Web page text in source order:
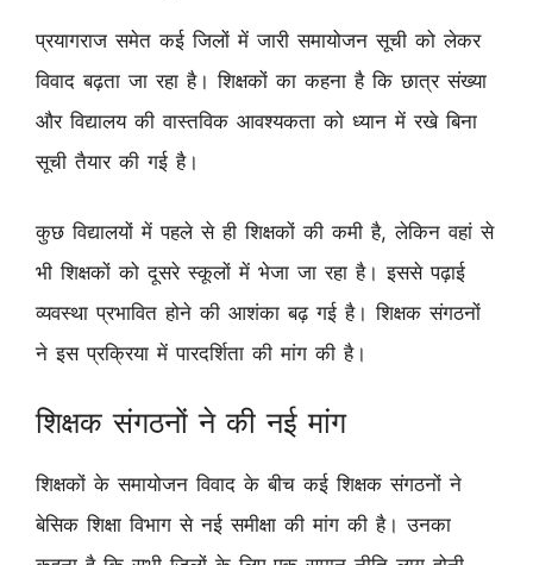
प्रयागराज समेत कई जिलों में जारी समायोजन सूची को लेकर
विवाद बढ़ता जा रहा है। शिक्षकों का कहना है कि छात्र संख्या
और विद्यालय की वास्तविक आवश्यकता को ध्यान में रखे बिना
सूची तैयार की गई है।
कुछ विद्यालयों में पहले से ही शिक्षकों की कमी है, लेकिन वहां से
भी शिक्षकों को दूसरे स्कूलों में भेजा जा रहा है। इससे पढ़ाई
व्यवस्था प्रभावित होने की आशंका बढ़ गई है। शिक्षक संगठनों
ने इस प्रक्रिया में पारदर्शिता की मांग की है।
शिक्षक संगठनों ने की नई मांग
शिक्षकों के समायोजन विवाद के बीच कई शिक्षक संगठनों ने
बेसिक शिक्षा विभाग से नई समीक्षा की मांग की है। उनका